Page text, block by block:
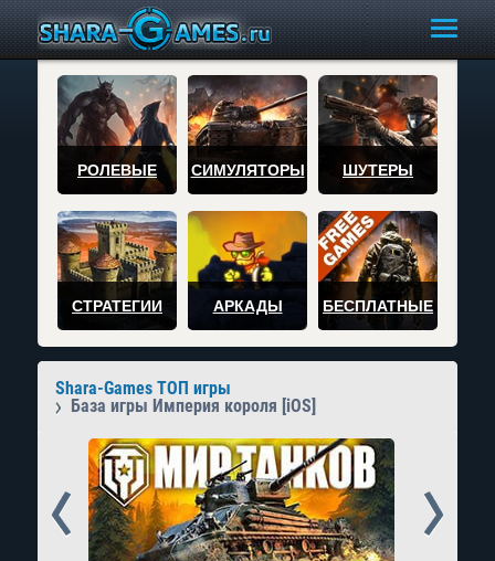
РОЛЕВЫЕ СИМУЛЯТОРЫ ШУТЕРЫ
СТРАТЕГИИ АРКАДЫ БЕСПЛАТНЫЕ
Shara-Games ТОП игры
База игры Империя короля [iOS]
Prev